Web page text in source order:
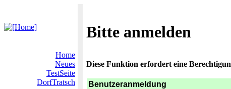
Bitte anmelden
Home
Neues
TestSeite
DorfTratsch
Diese Funktion erfordert eine
Benutzeranmeldung